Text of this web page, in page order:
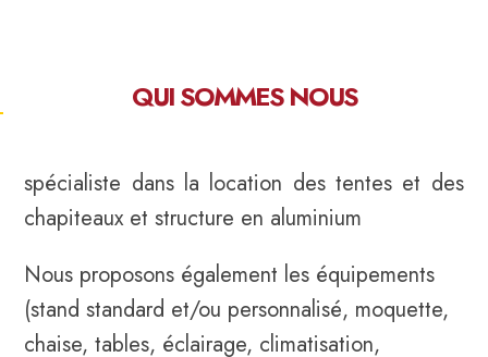
QUI SOMMES NOUS
spécialiste dans la location des tentes et des
chapiteaux et structure en aluminium
Nous proposons également les équipements
(stand standard et/ou personnalisé, moquette,
chaise, tables, éclairage, climatisation,